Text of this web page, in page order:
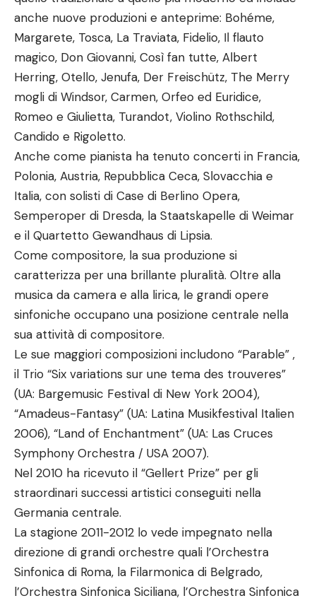
anche nuove produzioni e anteprime: Bohéme,
Margarete, Tosca, La Traviata, Fidelio, Il flauto
magico, Don Giovanni, Così fan tutte, Albert
Herring, Otello, Jenufa, Der Freischütz, The Merry
mogli di Windsor, Carmen, Orfeo ed Euridice,
Romeo e Giulietta, Turandot, Violino Rothschild,
Candido e Rigoletto.
Anche come pianista ha tenuto concerti in Francia,
Polonia, Austria, Repubblica Ceca, Slovacchia e
Italia, con solisti di Case di Berlino Opera,
Semperoper di Dresda, la Staatskapelle di Weimar
e il Quartetto Gewandhaus di Lipsia.
Come compositore, la sua produzione si
caratterizza per una brillante pluralità. Oltre alla
musica da camera e alla lirica, le grandi opere
sinfoniche occupano una posizione centrale nella
sua attività di compositore.
Le sue maggiori composizioni includono “Parable” ,
il Trio “Six variations sur une tema des trouveres”
(UA: Bargemusic Festival di New York 2004),
“Amadeus-Fantasy” (UA: Latina Musikfestival Italien
2006), “Land of Enchantment” (UA: Las Cruces
Symphony Orchestra / USA 2007).
Nel 2010 ha ricevuto il “Gellert Prize” per gli
straordinari successi artistici conseguiti nella
Germania centrale.
La stagione 2011-2012 lo vede impegnato nella
direzione di grandi orchestre quali l’Orchestra
Sinfonica di Roma, la Filarmonica di Belgrado,
l’Orchestra Sinfonica Siciliana, l’Orchestra Sinfonica